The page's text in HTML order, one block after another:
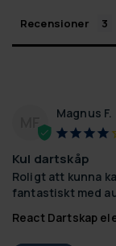
Recensioner
MF Magnus F.
Kul dartskåp
Roligt att kunna
fantastiskt med
React Dartskap